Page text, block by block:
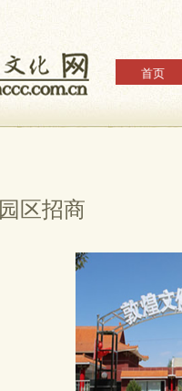
首页
园区招商